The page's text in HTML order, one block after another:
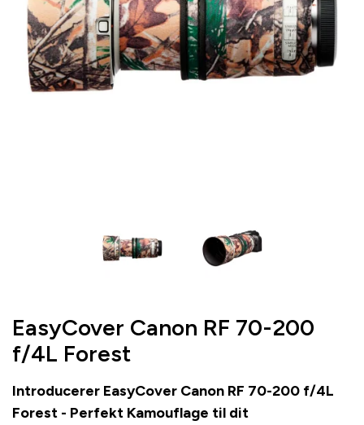
EasyCover Canon RF 70-200
f/4L Forest
Introducerer EasyCover Canon RF 70-200 f/4L
Forest - Perfekt Kamouflage til dit